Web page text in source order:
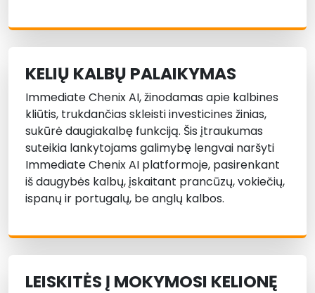
KELIŲ KALBŲ PALAIKYMAS
Immediate Chenix AI, žinodamas apie kalbines
kliūtis, trukdančias skleisti investicines žinias,
sukūrė daugiakalbę funkciją. Šis įtraukumas
suteikia lankytojams galimybę lengvai naršyti
Immediate Chenix AI platformoje, pasirenkant
iš daugybės kalbų, įskaitant prancūzų, vokiečių,
ispanų ir portugalų, be anglų kalbos.
LEISKITĖS Į MOKYMOSI KELIONĘ